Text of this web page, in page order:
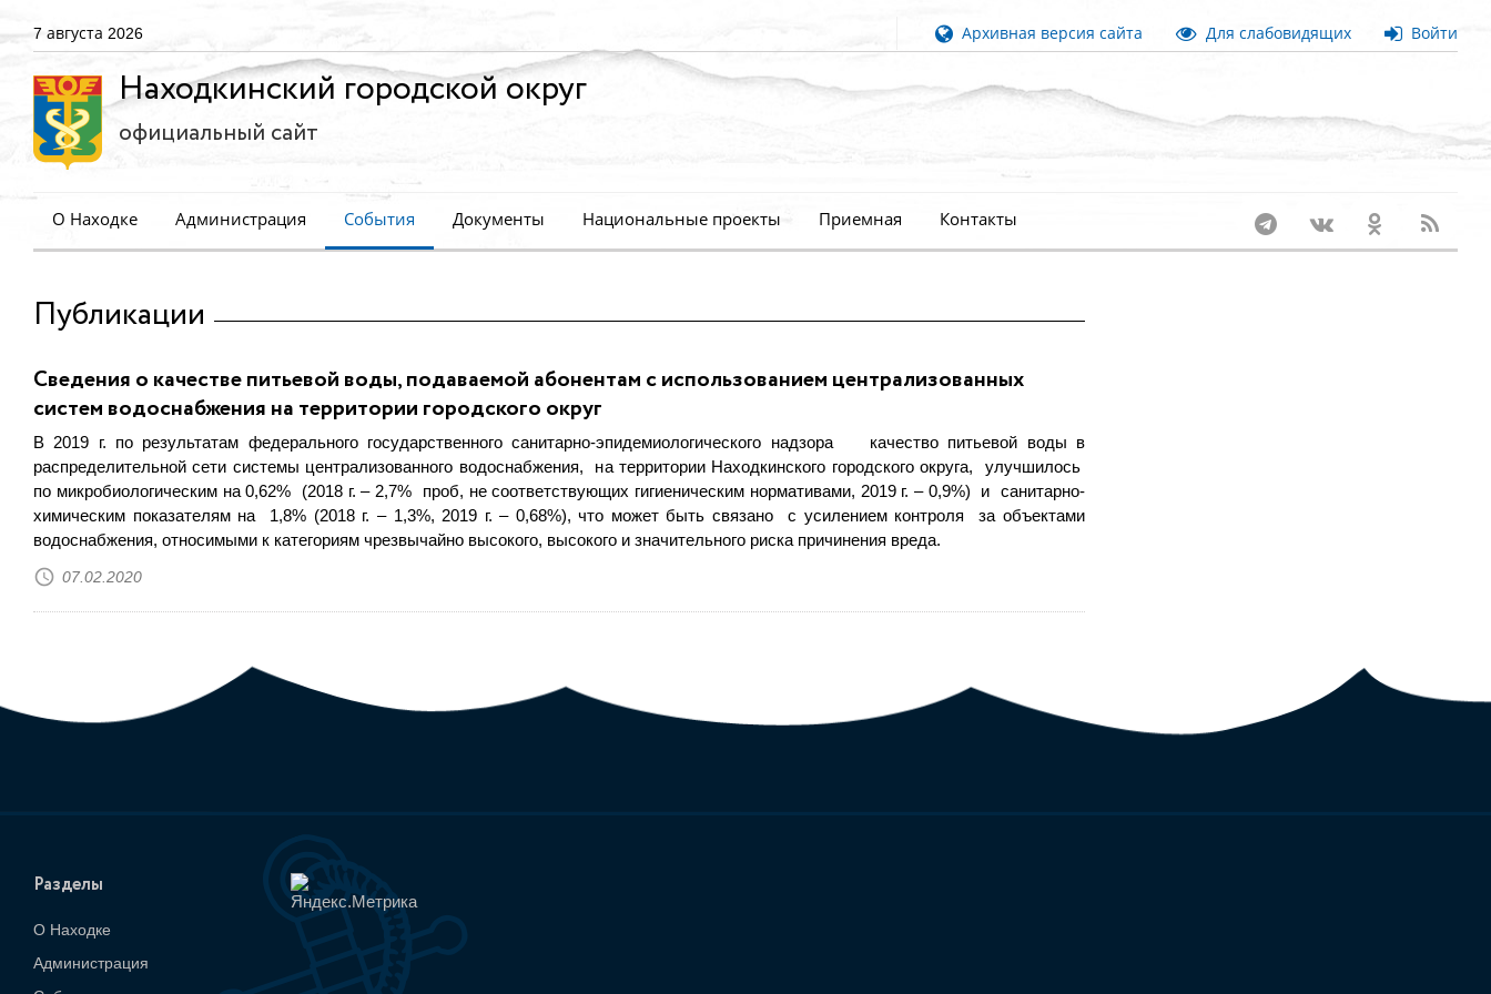
7 августа 2026 Архивная версия сайта Для слабовидящих Войти
Находкинский городской округ
официальный сайт
О Находке Администрация События Документы Национальные проекты Приемная Контакты
Публикации
Сведения о качестве питьевой воды, подаваемой абонентам с использованием централизованных
систем водоснабжения на территории городского округ
В 2019 г. по результатам федерального государственного санитарно-эпидемиологического надзора качество питьевой воды в
распределительной сети системы централизованного водоснабжения, на территории Находкинского городского округа, улучшилось
по микробиологическим на 0,62% (2018 г. – 2,7% проб, не соответствующих гигиеническим нормативами, 2019 г. – 0,9%) и санитарно-
химическим показателям на 1,8% (2018 г. – 1,3%, 2019 г. – 0,68%), что может быть связано с усилением контроля за объектами
водоснабжения, относимыми к категориям чрезвычайно высокого, высокого и значительного риска причинения вреда.
07.02.2020
Разделы
О Находке
Администрация